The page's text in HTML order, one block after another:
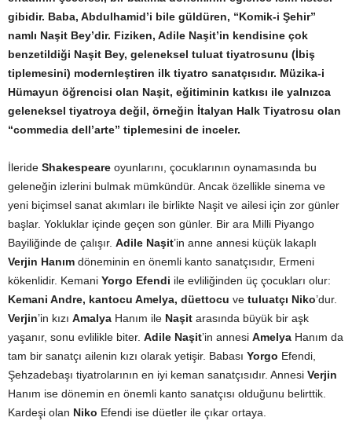
gibidir. Baba, Abdulhamid’i bile güldüren, “Komik-i Şehir”
namlı Naşit Bey’dir. Fiziken, Adile Naşit’in kendisine çok
benzetildiği Naşit Bey, geleneksel tuluat tiyatrosunu (İbiş
tiplemesini) modernleştiren ilk tiyatro sanatçısıdır. Müzika-i
Hümayun öğrencisi olan Naşit, eğitiminin katkısı ile yalnızca
geleneksel tiyatroya değil, örneğin İtalyan Halk Tiyatrosu olan
“commedia dell’arte” tiplemesini de inceler.
İleride Shakespeare oyunlarını, çocuklarının oynamasında bu
geleneğin izlerini bulmak mümkündür. Ancak özellikle sinema ve
yeni biçimsel sanat akımları ile birlikte Naşit ve ailesi için zor günler
başlar. Yokluklar içinde geçen son günler. Bir ara Milli Piyango
Bayiliğinde de çalışır. Adile Naşit’in anne annesi küçük lakaplı
Verjin Hanım döneminin en önemli kanto sanatçısıdır, Ermeni
kökenlidir. Kemani Yorgo Efendi ile evliliğinden üç çocukları olur:
Kemani Andre, kantocu Amelya, düettocu ve tuluatçı Niko’dur.
Verjin’in kızı Amalya Hanım ile Naşit arasında büyük bir aşk
yaşanır, sonu evlilikle biter. Adile Naşit’in annesi Amelya Hanım da
tam bir sanatçı ailenin kızı olarak yetişir. Babası Yorgo Efendi,
Şehzadebaşı tiyatrolarının en iyi keman sanatçısıdır. Annesi Verjin
Hanım ise dönemin en önemli kanto sanatçısı olduğunu belirttik.
Kardeşi olan Niko Efendi ise düetler ile çıkar ortaya.